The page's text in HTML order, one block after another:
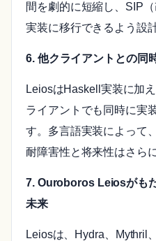
間を劇的に短縮し、SIP
実装に移行できるよう設
6. 他クライアントとの同
LeiosはHaskell実装に加
ライアントでも同時に実
す。多言語実装によって
耐障害性と将来性はさら
7. Ouroboros Leiosがも
未来
Leiosは、Hydra、Mythril